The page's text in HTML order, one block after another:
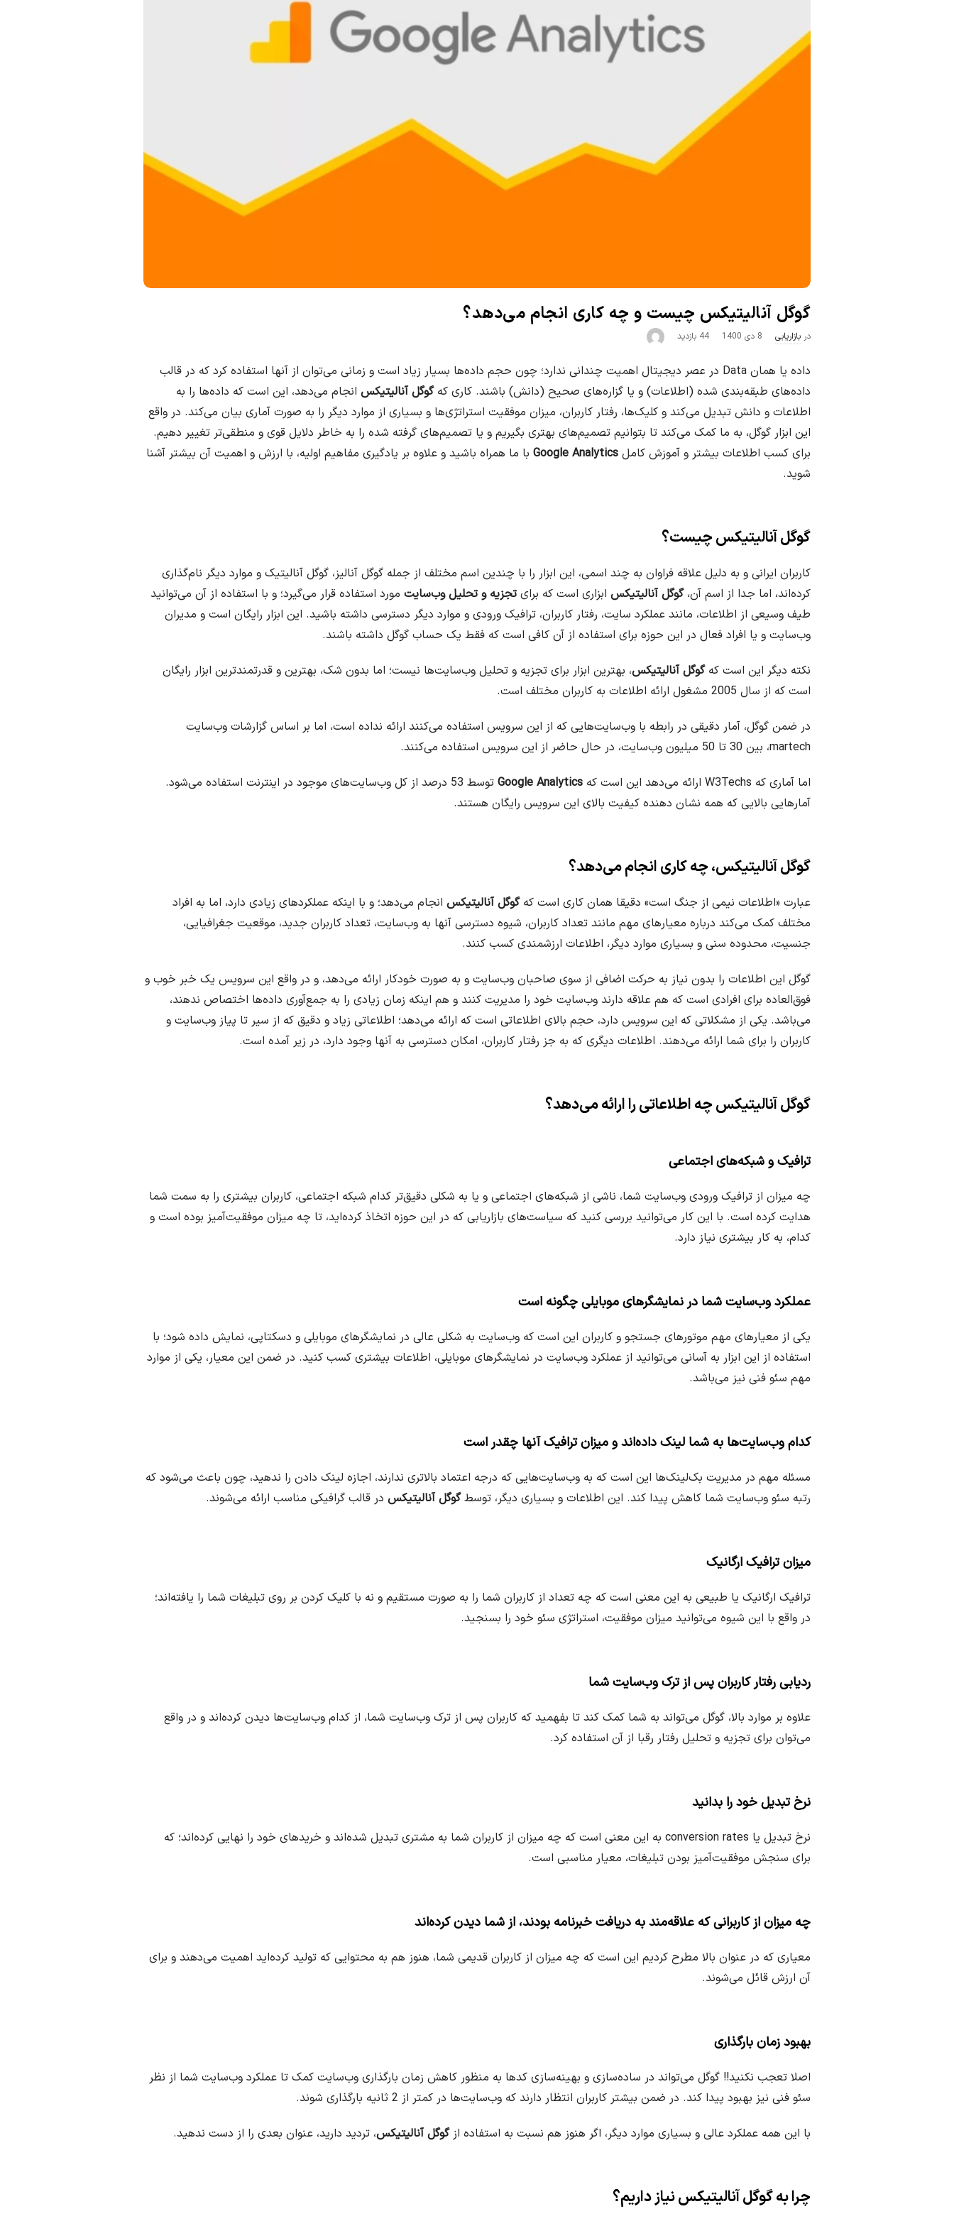
ک
ا
گوگل آنالیتیکس چیست و چه کاری انجام می‌دهد؟
در بازاریابی
P
b
l
s
h
8 دی 1400 44 بازدید
داده یا همان Data در عصر دیجیتال اهمیت چندانی ندارد؛ چون حجم داده‌ها بسیار زیاد است و زمانی می‌توان از آنها استفاده کرد که در قالب
داده‌های طبقه‌بندی شده (اطلاعات) و یا گزاره‌های صحیح (دانش) باشند. کاری کهگوگل آنالیتیکس انجام می‌دهد، این است که داده‌ها را به
اطلاعات و دانش تبدیل می‌کند و کلیک‌ها، رفتار کاربران، میزان موفقیت استراتژی‌ها و بسیاری از موارد دیگر را به صورت آماری بیان می‌کند. در واقع
این ابزار گوگل، به ما کمک می‌کند تا بتوانیم تصمیم‌های بهتری بگیریم و یا تصمیم‌های گرفته شده را به خاطر دلایل قوی و منطقی‌تر تغییر دهیم.
برای کسب اطلاعات بیشتر و آموزش کامل Google Analytics با ما همراه باشید و علاوه بر یادگیری مفاهیم اولیه، با ارزش و اهمیت آن بیشتر آشنا
شوید.
گوگل آنالیتیکس چیست؟
کاربران ایرانی و به دلیل علاقه فراوان به چند اسمی، این ابزار را با چندین اسم مختلف از جمله گوگل آنالیز، گوگل آنالیتیک و موارد دیگر نام‌گذاری
کرده‌اند، اما جدا از اسم آن،گوگل آنالیتیکس ابزاری است که برایتجزیه و تحلیل وب‌سایت مورد استفاده قرار می‌گیرد؛ و با استفاده از آن می‌توانید
طیف وسیعی از اطلاعات، مانند عملکرد سایت، رفتار کاربران، ترافیک ورودی و موارد دیگر دسترسی داشته باشید. این ابزار رایگان است و مدیران
وب‌سایت و یا افراد فعال در این حوزه برای استفاده از آن کافی است که فقط یک حساب گوگل داشته باشند.
نکته دیگر این است کهگوگل آنالیتیکس، بهترین ابزار برای تجزیه و تحلیل وب‌سایت‌‌ها نیست؛ اما بدون شک، بهترین و قدرتمند‌ترین ابزار رایگان
است که از سال 2005 مشغول ارائه اطلاعات به کاربران مختلف است.
در ضمن گوگل، آمار دقیقی در رابطه با وب‌سایت‌هایی که از این سرویس استفاده می‌کنند ارائه نداده است، اما بر اساس گزارشات وب‌سایت
martech، بین 30 تا 50 میلیون وب‌سایت، در حال حاضر از این سرویس استفاده می‌کنند.
اما آماری که W3Techs ارائه می‌دهد این است که Google Analytics
توسط 53 درصد از کل وب‌سایت‌های موجود در اینترنت استفاده می‌شود.
آمارهایی بالایی که همه نشان دهنده کیفیت بالای این سرویس رایگان هستند.
گوگل آنالیتیکس، چه کاری انجام می‌دهد؟
عبارت «اطلاعات نیمی از جنگ است» دقیقا همان کاری است کهگوگل آنالیتیکس انجام می‌دهد؛ و با اینکه عملکردهای زیادی دارد، اما به افراد
مختلف کمک می‌کند درباره معیارهای مهم مانند تعداد کاربران، شیوه دسترسی آنها به وب‌سایت، تعداد کاربران جدید، موقعیت جغرافیایی،
جنسیت، محدوده سنی و بسیاری موارد دیگر، اطلاعات ارزشمندی کسب کنند.
گوگل این اطلاعات را بدون نیاز به حرکت اضافی از سوی صاحبان وب‌سایت و به صورت خودکار ارائه می‌دهد، و در واقع این سرویس یک خبر خوب و
فوق‌العاده برای افرادی است که هم علاقه دارند وب‌سایت خود را مدیریت کنند و هم اینکه زمان زیادی را به جمع‌آوری داده‌ها اختصاص ندهند،
می‌باشد. یکی از مشکلاتی که این سرویس دارد، حجم بالای اطلاعاتی است که ارائه می‌دهد؛ اطلاعاتی زیاد و دقیق که از سیر تا پیاز وب‌سایت و
کاربران را برای شما ارائه می‌دهند. اطلاعات دیگری که به جز رفتار کاربران، امکان دسترسی به آنها وجود دارد، در زیر آمده است.
گوگل آنالیتیکس چه اطلاعاتی را ارائه می‌دهد؟
ترافیک و شبکه‌های اجتماعی
چه میزان از ترافیک ورودی وب‌سایت شما، ناشی از شبکه‌های اجتماعی و یا به شکلی دقیق‌تر کدام شبکه‌ اجتماعی، کاربران بیشتری را به سمت شما
هدایت کرده است. با این کار می‌توانید بررسی کنید که سیاست‌های بازاریابی که در این حوزه اتخاذ کرده‌اید، تا چه میزان موفقیت‌آمیز بوده است و
کدام، به کار بیشتری نیاز دارد.
عملکرد وب‌سایت شما در نمایشگرهای موبایلی چگونه است
یکی از معیارهای مهم موتورهای جستجو و کاربران این است که وب‌سایت به شکلی عالی در نمایشگرهای موبایلی و دسکتاپی، نمایش داده شود؛ با
استفاده از این ابزار به آسانی می‌توانید از عملکرد وب‌سایت در نمایشگرهای موبایلی، اطلاعات بیشتری کسب کنید. در ضمن این معیار، یکی از موارد
مهم سئو فنی نیز می‌باشد.
کدام وب‌سایت‌ها به شما لینک داده‌اند و میزان ترافیک آنها چقدر است
مسئله مهم در مدیریت بک‌لینک‌ها این است که به وب‌سایت‌هایی که درجه اعتماد بالاتری ندارند، اجازه لینک دادن را ندهید، چون باعث می‌شود که
رتبه سئو وب‌سایت شما کاهش پیدا کند. این اطلاعات و بسیاری دیگر، توسطگوگل آنالیتیکس در قالب گرافیکی مناسب ارائه می‌شوند.
میزان ترافیک ارگانیک
ترافیک ارگانیک یا طبیعی به این معنی است که چه تعداد از کاربران شما را به صورت مستقیم و نه با کلیک کردن بر روی تبلیغات شما را یافته‌اند؛
در واقع با این شیوه می‌توانید میزان موفقیت، استراتژی سئو خود را بسنجید.
ردیابی رفتار کاربران پس از ترک وب‌سایت شما
علاوه بر موارد بالا، گوگل می‌تواند به شما کمک کند تا بفهمید که کاربران پس از ترک وب‌سایت شما، از کدام وب‌سایت‌ها دیدن کرده‌اند و در واقع
می‌توان برای تجزیه و تحلیل رفتار رقبا از آن استفاده کرد.
نرخ تبدیل خود را بدانید
نرخ تبدیل یا conversion rates به این معنی است که چه میزان از کاربران شما به مشتری تبدیل شده‌اند و خریدهای خود را نهایی کرده‌اند؛ که
برای سنجش موفقیت‌آمیز بودن تبلیغات، معیار مناسبی است.
چه میزان از کاربرانی که علاقه‌مند به دریافت خبرنامه بودند، از شما دیدن کرده‌اند
معیاری که در عنوان بالا مطرح کردیم این است که چه میزان از کاربران قدیمی شما، هنوز هم به محتوایی که تولید کرده‌اید اهمیت می‌دهند و برای
آن ارزش قائل می‌شوند.
بهبود زمان بارگذاری
اصلا تعجب نکنید!! گوگل می‌تواند در ساده‌سازی و بهینه‌سازی کدها به منظور کاهش زمان بارگذاری وب‌سایت کمک تا عملکرد وب‌سایت شما از نظر
سئو فنی نیز بهبود پیدا کند. در ضمن بیشتر کاربران انتظار دارند که وب‌سایت‌ها در کمتر از 2 ثانیه بارگذاری شوند.
با این همه عملکرد عالی و بسیاری موارد دیگر، اگر هنوز هم نسبت به استفاده ازگوگل آنالیتیکس، تردید دارید، عنوان بعدی را از دست ندهید.
چرا به گوگل آنالیتیکس نیاز داریم؟